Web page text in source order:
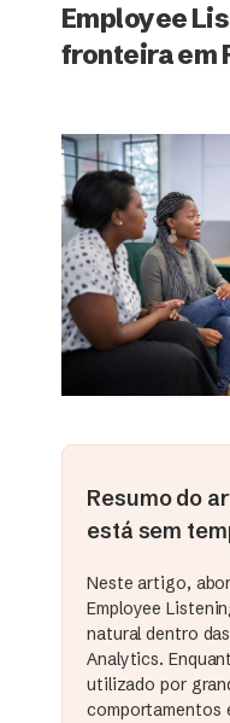
Employee
fronteira em
Resumo do
está sem
Neste artigo,
Employee
natural dentro
Analytics.
utilizado por
comportamentos